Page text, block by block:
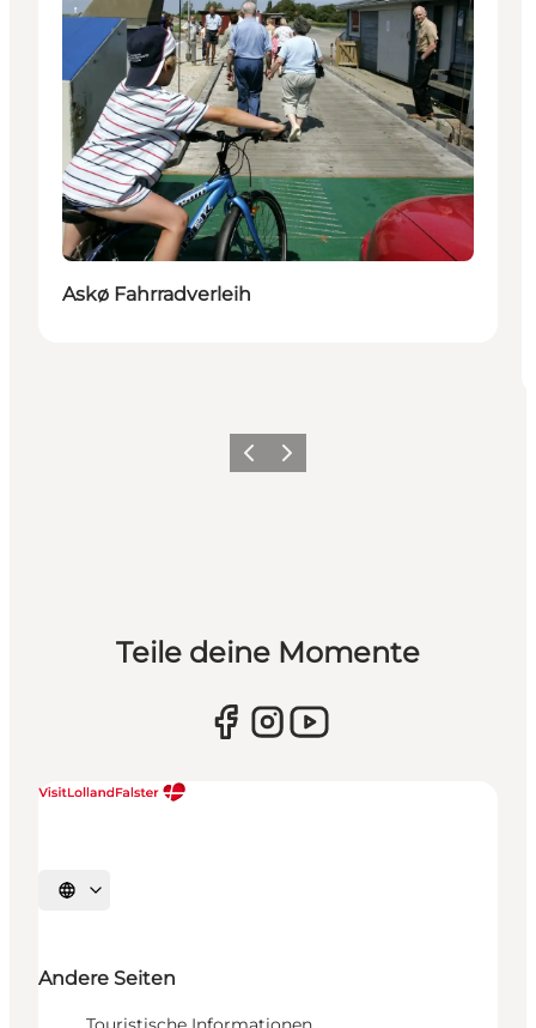
Askø Fahrradverleih
ZurückWeiter
Teile deine Momente
Sprache auswählen
Andere Seiten